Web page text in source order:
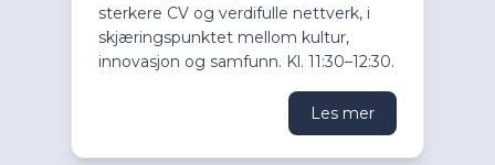
sterkere CV og verdifulle nettverk, i
skjæringspunktet mellom kultur,
innovasjon og samfunn. Kl. 11:30–12:30.
Les mer